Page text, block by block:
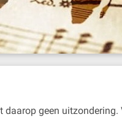
geen